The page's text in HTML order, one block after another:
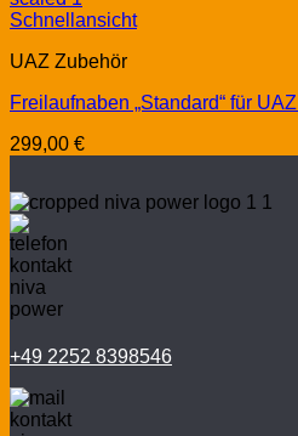
Schnellansicht
UAZ Zubehör
Freilaufnaben „Standard“ für
299,00 €
+49 2252 8398546